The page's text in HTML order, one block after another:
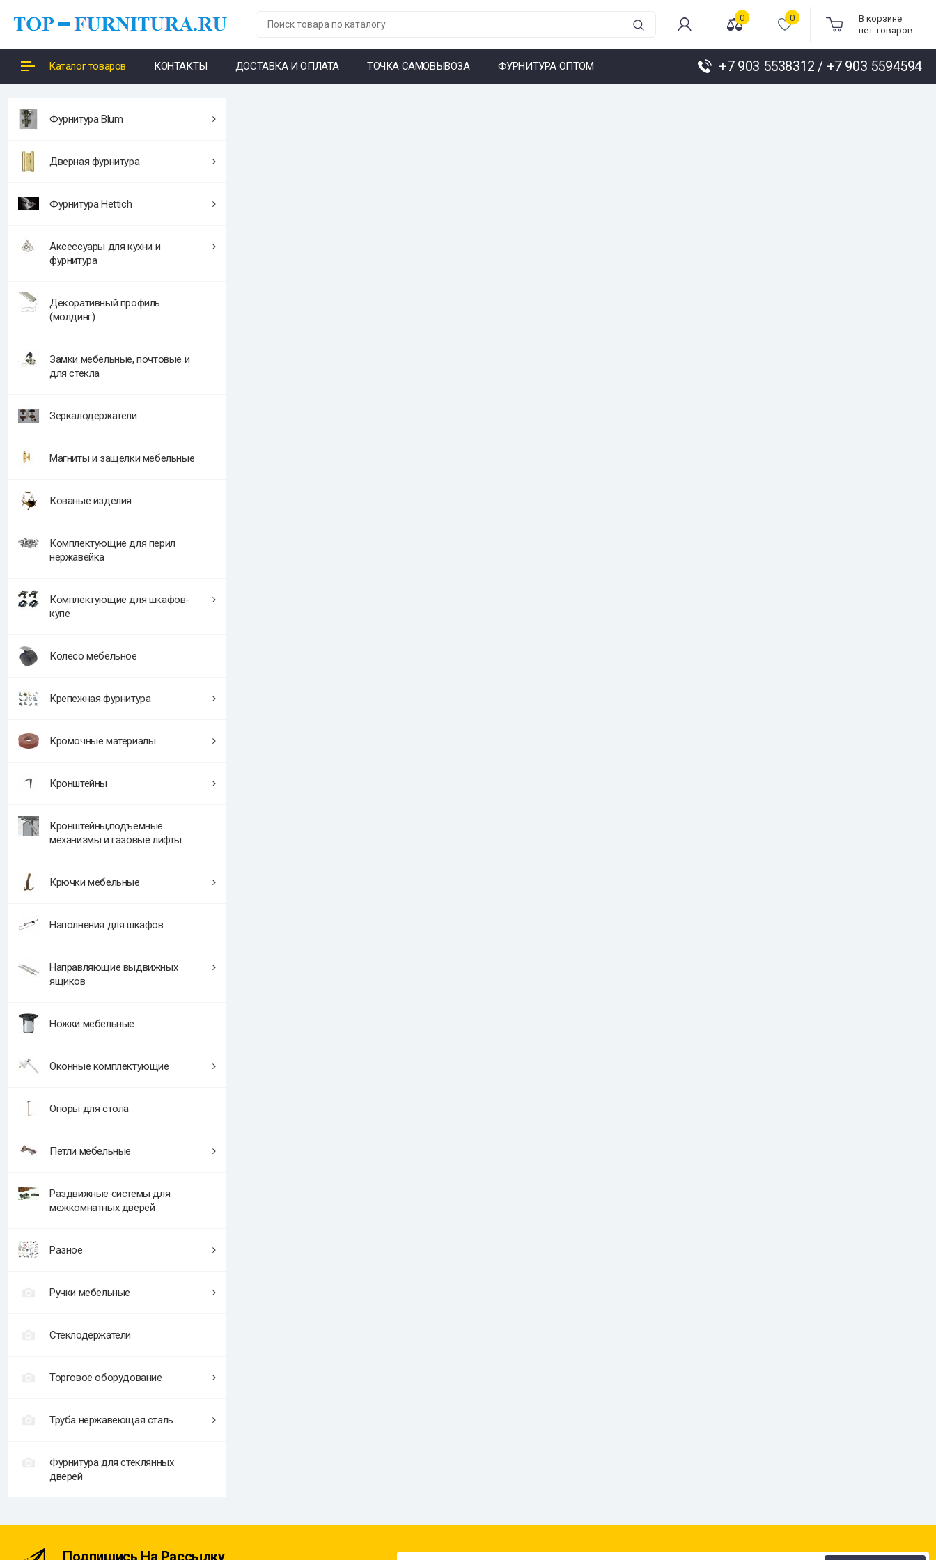
0 0
В корзине
нет товаров
Каталог товаров КОНТАКТЫ ДОСТАВКА И ОПЛАТА ТОЧКА САМОВЫВОЗА ФУРНИТУРА ОПТОМ +7 903 5538312 / +7 903 5594594
Фурнитура Blum
Дверная фурнитура
Фурнитура Hettich
Аксессуары для кухни и
фурнитура
Декоративный профиль
(молдинг)
Замки мебельные, почтовые и
для стекла
Зеркалодержатели
Магниты и защелки мебельные
Кованые изделия
Комплектующие для перил
нержавейка
Комплектующие для шкафов-
купе
Колесо мебельное
Крепежная фурнитура
Кромочные материалы
Кронштейны
Кронштейны,подъемные
механизмы и газовые лифты
Крючки мебельные
Наполнения для шкафов
Направляющие выдвижных
ящиков
Ножки мебельные
Оконные комплектующие
Опоры для стола
Петли мебельные
Раздвижные системы для
межкомнатных дверей
Разное
Ручки мебельные
Стеклодержатели
Торговое оборудование
Труба нержавеющая сталь
Фурнитура для стеклянных
дверей
Подпишись На Рассылку